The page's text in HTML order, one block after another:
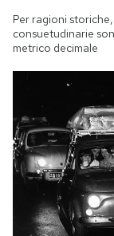
Per ragioni
consuetudinarie
metrico decimale